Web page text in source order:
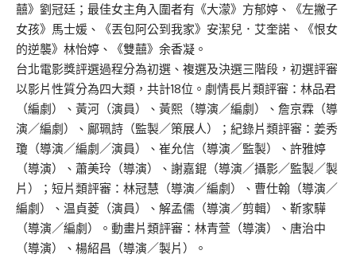
囍》劉冠廷；最佳女主角入圍者有《大濛》方郁婷、《左撇子
女孩》馬士媛、《丟包阿公到我家》安潔兒．艾奎諾、《恨女
的逆襲》林怡婷、《雙囍》余香凝。
台北電影獎評選過程分為初選、複選及決選三階段，初選評審
以影片性質分為四大類，共計18位。劇情長片類評審：林品君
（編劇）、黃河（演員）、黃熙（導演／編劇）、詹京霖（導
演／編劇）、鄺珮詩（監製／策展人）；紀錄片類評審：姜秀
瓊（導演／編劇／演員）、崔允信（導演／監製）、許雅婷
（導演）、蕭美玲（導演）、謝嘉錕（導演／攝影／監製／製
片）；短片類評審：林冠慧（導演／編劇）、曹仕翰（導演／
編劇）、温貞菱（演員）、解孟儒（導演／剪輯）、靳家驊
（導演／編劇）。動畫片類評審：林青萱（導演）、唐治中
（導演）、楊紹昌（導演／製片）。